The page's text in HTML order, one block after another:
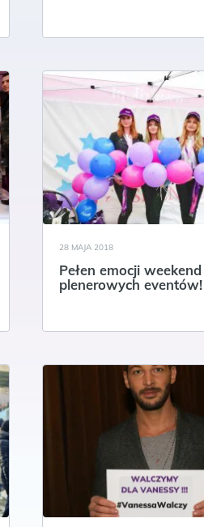
28 MAJA 2018
Pełen emocji weekend
plenerowych eventów!